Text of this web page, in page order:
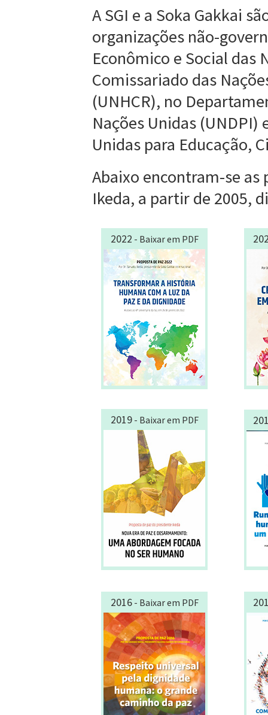
A SGI e a Soka Gakkai
organizações não-
Econômico e Social das
Comissariado das
(UNHCR), no
Nações Unidas (UNDPI)
Unidas para Educação,
Abaixo encontram-se as
Ikeda, a partir de 2005,
2022 - Baixar em PDF
2019- Baixar em PDF
2016- Baixar em PDF